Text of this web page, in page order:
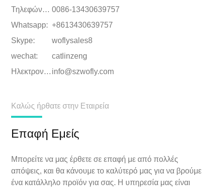
Τηλεφώνημα: 0086-13430639757
Whatsapp: +8613430639757
Skype:
woflysales8
wechat:
catlinzeng
Ηλεκτρονικό: info@szwofly.com
Καλώς ήρθατε στην Εταιρεία
Επαφή Εμείς
Μπορείτε να μας έρθετε σε επαφή με από πολλές
απόψεις, και θα κάνουμε το καλύτερό μας για να βρούμε
ένα κατάλληλο προϊόν για σας. Η υπηρεσία μας είναι